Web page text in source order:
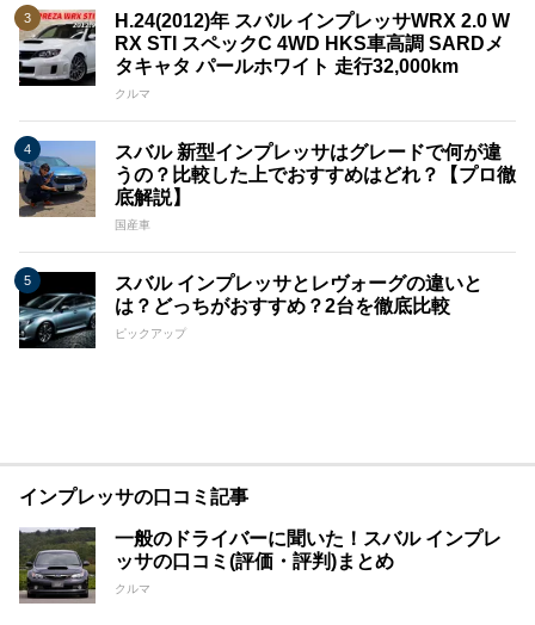
H.24(2012)年 スバル インプレッサWRX 2.0 W
RX STI スペックC 4WD HKS車高調 SARDメ
タキャタ パールホワイト 走行32,000km
クルマ
スバル 新型インプレッサはグレードで何が違
うの？比較した上でおすすめはどれ？【プロ徹
底解説】
国産車
スバル インプレッサとレヴォーグの違いと
は？どっちがおすすめ？2台を徹底比較
ピックアップ
インプレッサの口コミ記事
一般のドライバーに聞いた！スバル インプレ
ッサの口コミ(評価・評判)まとめ
クルマ